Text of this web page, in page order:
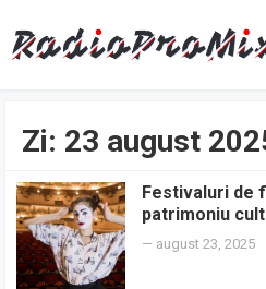
Zi: 23 august
Festivaluri de
patrimoniu
— august 23, 2025